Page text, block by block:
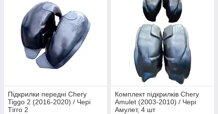
Підкрилки передні Chery
Tiggo 2 (2016-2020) / Чері
Тігго 2
Комплект підкрилків Chery
Amulet (2003-2010) / Чері
Амулет, 4 шт